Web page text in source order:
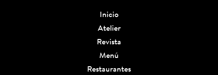
Inicio
Atelier
Revista
Menú
Restaurantes